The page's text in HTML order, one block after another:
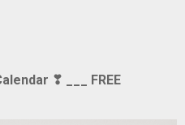
❣ ___ FREE